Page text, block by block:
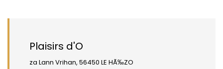
Plaisirs d'O
za Lann Vrihan, 56450 LE HÃ‰ZO